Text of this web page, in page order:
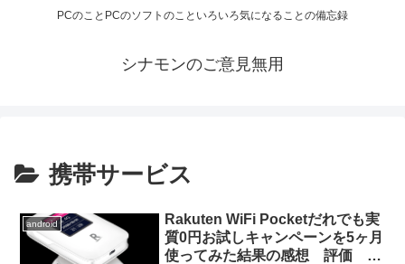
PCのことPCのソフトのこといろいろ気になることの備忘録
シナモンのご意見無用
携帯サービス
android
Rakuten WiFi Pocketだれでも実
質0円お試しキャンペーンを5ヶ月
使ってみた結果の感想 評価 使